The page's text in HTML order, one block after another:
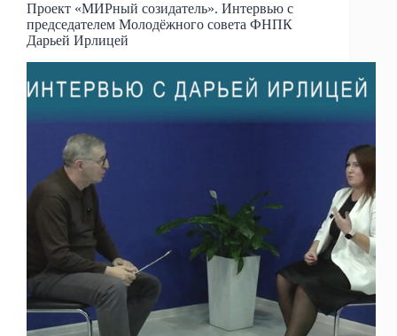
Проект «МИРный созидатель». Интервью с
председателем Молодёжного совета ФНПК
Дарьей Ирлицей